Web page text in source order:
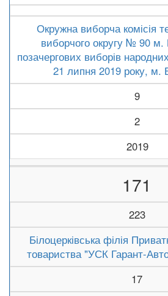
Окружна виборча комісія
виборчого округу № 90 м.
позачергових виборів
21 липня 2019 року, м.
9
2
2019
171
223
Білоцерківська філія
товариства "УСК Гарант-
17